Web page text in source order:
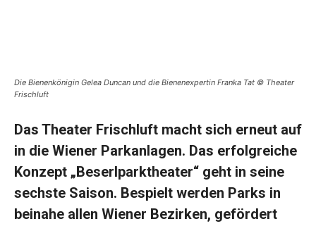
Die Bienenkönigin Gelea Duncan und die Bienenexpertin Franka Tat © Theater
Frischluft
Das Theater Frischluft macht sich erneut auf
in die Wiener Parkanlagen. Das erfolgreiche
Konzept „Beserlparktheater“ geht in seine
sechste Saison. Bespielt werden Parks in
beinahe allen Wiener Bezirken, gefördert